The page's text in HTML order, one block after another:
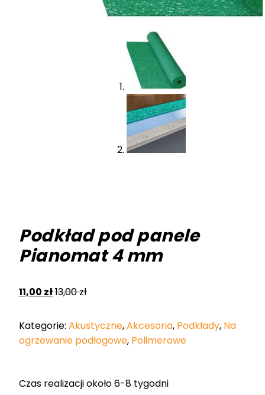
Podkład pod panele
Pianomat 4 mm
11,00 zł13,00zł
Kategorie: Akustyczne,Akcesoria, Podkłady, Na
ogrzewanie podłogowe, Polimerowe
Czas realizacji około 6-8 tygodni